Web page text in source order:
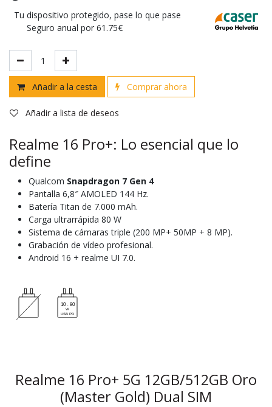
Tu dispositivo protegido, pase lo que pase
Seguro anual por 61.75€
Añadir a la cesta Comprar ahora
Añadir a lista de deseos
Realme 16 Pro+: Lo esencial que lo
define
Qualcom Snapdragon 7 Gen 4
Pantalla 6,8″ AMOLED 144 Hz.
Batería Titan de 7.000 mAh.
Carga ultrarrápida 80 W
Sistema de cámaras triple (200 MP+ 50MP + 8 MP).
Grabación de vídeo profesional.
Android 16 + realme UI 7.0.
Realme 16 Pro+ 5G 12GB/512GB Oro
(Master Gold) Dual SIM